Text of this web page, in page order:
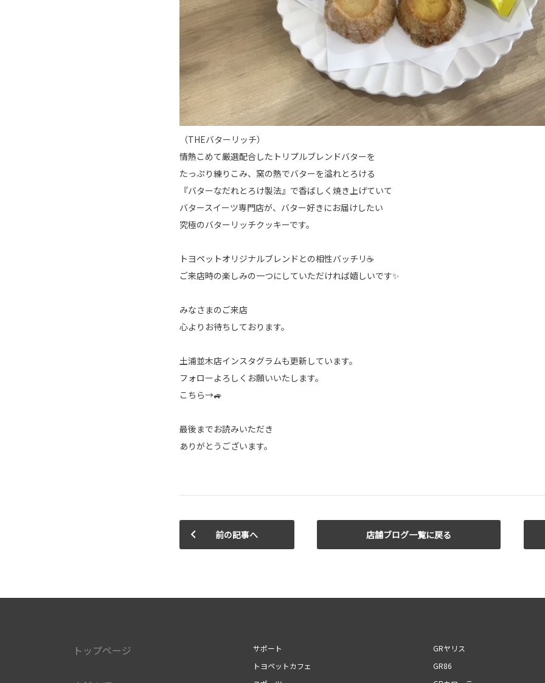
（THEバターリッチ）
情熱こめて厳選配合したトリプルブレンドバターを
たっぷり練りこみ、窯の熱でバターを溢れとろける
『バターなだれとろけ製法』で香ばしく焼き上げていて
バタースイーツ専門店が、バター好きにお届けしたい
究極のバターリッチクッキーです。
トヨペットオリジナルブレンドとの相性バッチリ☕
ご来店時の楽しみの一つにしていただければ嬉しいです✨
みなさまのご来店
心よりお待ちしております。
土浦並木店インスタグラムも更新しています。
フォローよろしくお願いいたします。
こちら→🚙
最後までお読みいただき
ありがとうございます。
前の記事へ 店舗ブログ一覧に戻る
トップページ
サポート
トヨペットカフェ
GRヤリス
GR86